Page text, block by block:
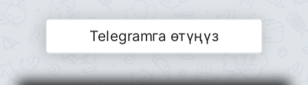
Telegramга өтүңүз